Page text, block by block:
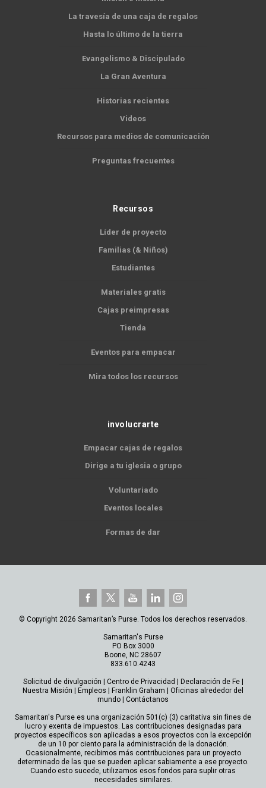
La travesía de una caja de regalos
Hasta lo último de la tierra
Evangelismo & Discipulado
La Gran Aventura
Historias recientes
Videos
Recursos para medios de comunicación
Preguntas frecuentes
Recursos
Líder de proyecto
Familias (& Niños)
Estudiantes
Materiales gratis
Cajas preimpresas
Tienda
Eventos para empacar
Mira todos los recursos
involucrarte
Empacar cajas de regalos
Dirige a tu iglesia o grupo
Voluntariado
Eventos locales
Formas de dar
© Copyright 2026 Samaritan’s Purse. Todos los derechos reservados.
Samaritan's Purse
PO Box 3000
Boone, NC 28607
833.610.4243
Solicitud de divulgación | Centro de Privacidad | Declaración de Fe|
Nuestra Misión | Empleos | Franklin Graham | Oficinas alrededor del
mundo | Contáctanos
Samaritan's Purse es una organización 501(c) (3) caritativa sin fines de
lucro y exenta de impuestos. Las contribuciones designadas para
proyectos específicos son aplicadas a esos proyectos con la excepción
de un 10 por ciento para la administración de la donación.
Ocasionalmente, recibimos más contribuciones para un proyecto
determinado de las que se pueden aplicar sabiamente a ese proyecto.
Cuando esto sucede, utilizamos esos fondos para suplir otras
necesidades similares.